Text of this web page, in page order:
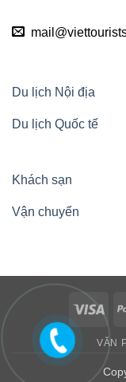
Du lịch Nội địa
Du lịch Quốc tế
Khách sạn
Vận chuyển
Visa
VĂN